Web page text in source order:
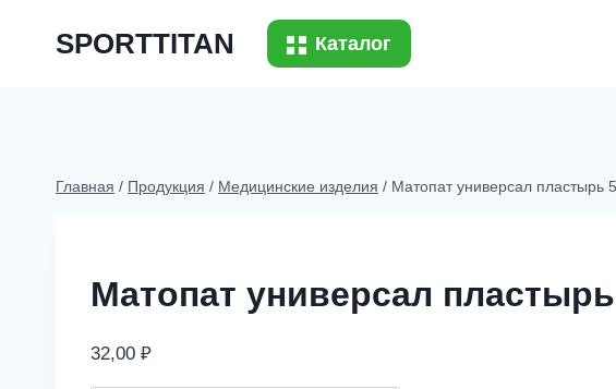
SPORTTITAN Каталог
Главная / Продукция / Медицинские изделия / Матопат универсал пластырь
Матопат универсал
32,00 ₽